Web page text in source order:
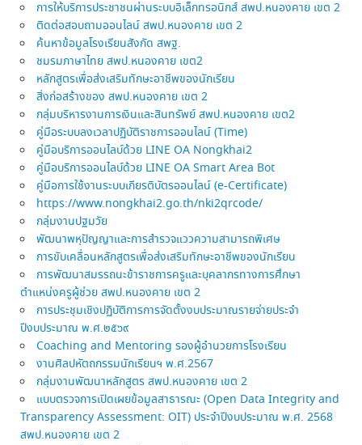
การให้บริการประชาชนผ่านระบบอิเล็กทรอนิกส์ สพป.หนองคาย เขต 2
ติดต่อสอบถามออนไลน์ สพป.หนองคาย เขต 2
ค้นหาข้อมูลโรงเรียนสังกัด สพฐ.
ชมรมภาษาไทย สพป.หนองคาย เขต2
หลักสูตรเพื่อส่งเสริมทักษะอาชีพของนักเรียน
สิ่งก่อสร้างของ สพป.หนองคาย เขต 2
กลุ่มบริหารงานการเงินและสินทรัพย์ สพป.หนองคาย เขต2
คู่มือระบบลงเวลาปฏิบัติราชการออนไลน์ (Time)
คู่มือบริการออนไลบ์ด้วย LINE OA Nongkhai2
คู่มือบริการออนไลบ์ด้วย LINE OA Smart Area Bot
คู่มือการใช้งานระบบเกียรติบัตรออนไลน์ (e-Certificate)
https://www.nongkhai2.go.th/nki2qrcode/
กลุ่มงานปฐมวัย
พัฒนาพหุปัญญาและการสำรวจแววความสามารถพิเศษ
การขับเคลื่อนหลักสูตรเพื่อส่งเสริมทักษะอาชีพของนักเรียน
การพัฒนาสมรรถนะข้าราชการครูและบุคลากรทางการศึกษา
ตำแหน่งครูผู้ช่วย สพป.หนองคาย เขต 2
การประชุมเชิงปฏิบัติการการจัดตั้งงบประมาณรายจ่ายประจำ
ปีงบประมาณ พ.ศ.๒๕๖๙
Coaching and Mentoring รองผู้อำนวยการโรงเรียน
งานศิลปหัตถกรรมนักเรียนฯ พ.ศ.2567
กลุ่มงานพัฒนาหลักสูตร สพป.หนองคาย เขต 2
แบบตรวจการเปิดเผยข้อมูลสาธารณะ (Open Data Integrity and
Transparency Assessment: OIT) ประจำปีงบประมาณ พ.ศ. 2568
สพป.หนองคาย เขต 2